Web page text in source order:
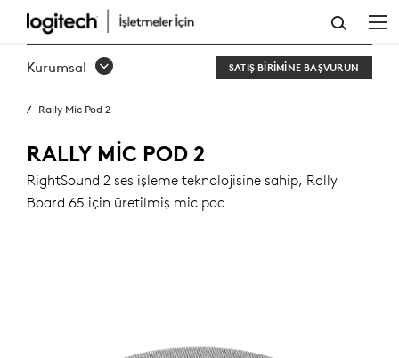
RALLY
MIC
Kurumsal SATIŞ BIRIMINE BAŞVURUN
Rally Mic Pod 2
RALLY MIC POD 2
RightSound 2 ses işleme teknolojisine sahip, Rally
Board 65 için üretilmiş mic pod